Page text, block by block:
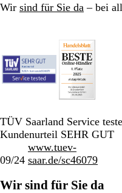
Wir sind für Sie da – bei
TÜV Saarland Service
Kundenurteil SEHR GUT
09/24
www.tuev-
saar.de/sc46079
Wir sind für Sie da